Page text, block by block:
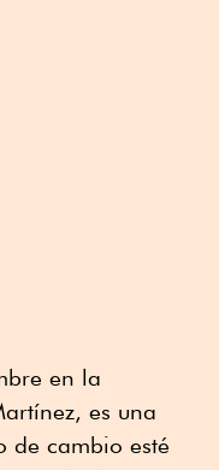
en la
es una
de cambio esté